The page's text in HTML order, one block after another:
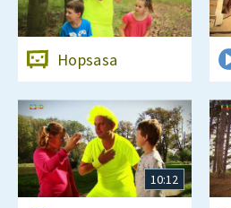
Hopsasa
10:12